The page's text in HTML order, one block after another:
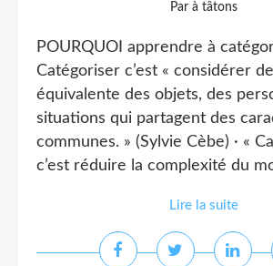
Par à tâtons
POURQUOI apprendre à
Catégoriser c’est « considérer
équivalente des objets, des
situations qui partagent des
communes. » (Sylvie Cèbe) · «
c’est réduire la complexité du
Lire la suite